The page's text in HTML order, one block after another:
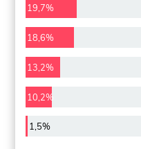
19,7%
18,6%
13,2%
10,2%
1,5%